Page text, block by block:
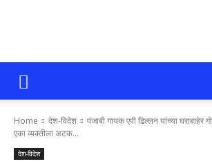
सोलापूर
आजतक
Home देश-विदेश
पंजाबी गायक एपी ढिल्लन यांच्या घराबाहेर
एका व्यक्तीला अटक...
देश-विदेश